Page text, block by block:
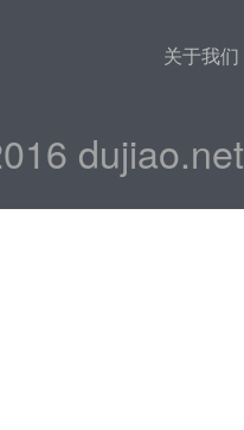
关于我们